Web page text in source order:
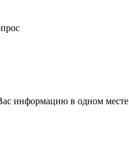
информацию в одном месте